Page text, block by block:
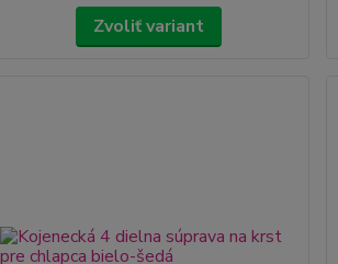
Zvoliť variant